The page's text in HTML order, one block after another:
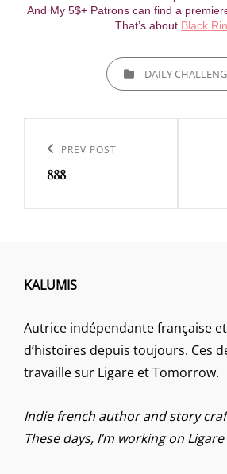
And My 5$+ Patrons can find a
That’s about Black
CATEGORIESDAILY
l’article
Previous
Post
PREV POST
888
KALUMIS
Autrice indépendante française
d’histoires depuis toujours. Ces
travaille sur Ligare et Tomorrow.
Indie french author and story
These days, I’m working on